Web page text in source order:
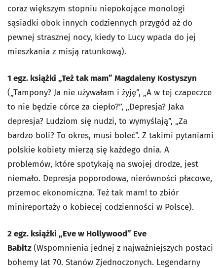
coraz większym stopniu niepokojące monologi
sąsiadki obok innych codziennych przygód aż do
pewnej strasznej nocy, kiedy to Lucy wpada do jej
mieszkania z misją ratunkową).
1 egz. książki „Też tak mam” Magdaleny Kostyszyn
(„Tampony? Ja nie używałam i żyję”, „A w tej czapeczce
to nie będzie córce za ciepło?”, „Depresja? Jaka
depresja? Ludziom się nudzi, to wymyślają”, „Za
bardzo boli? To okres, musi boleć”. Z takimi pytaniami
polskie kobiety mierzą się każdego dnia. A
problemów, które spotykają na swojej drodze, jest
niemało. Depresja poporodowa, nierówności płacowe,
przemoc ekonomiczna. Też tak mam! to zbiór
minireportaży o kobiecej codzienności w Polsce).
2 egz. książki „Eve w Hollywood” Eve
Babitz(Wspomnienia jednej z najważniejszych postaci
bohemy lat 70. Stanów Zjednoczonych. Legendarny